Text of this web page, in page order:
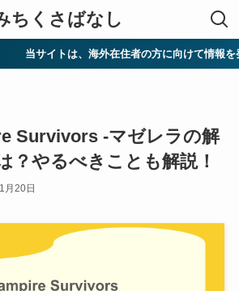
ちくさばなし
トは、海外在住者の方に向けて情報を発信してい
Survivors -マゼレラの解
？やるべきことも解説！
月20日